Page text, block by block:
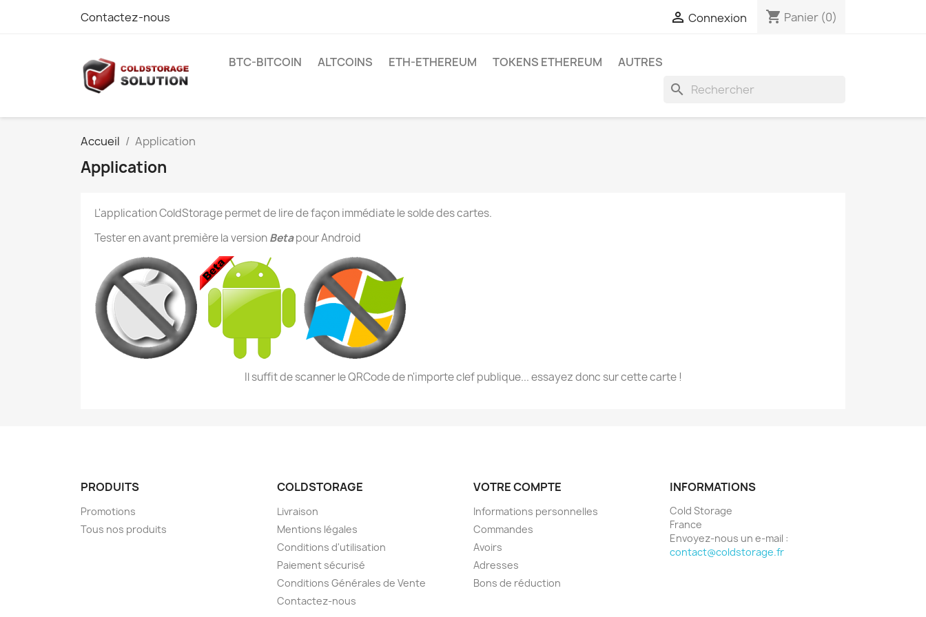
Contactez-nous  Connexion shopping_cart Panier (0)
BTC-BITCOIN ALTCOINS ETH-ETHEREUM TOKENS ETHEREUM AUTRES
search
Accueil Application
Application
L'application ColdStorage permet de lire de façon immédiate le solde des cartes.
Tester en avant première la versionBetapour Android
Il suffit de scanner le QRCode de n'importe clef publique... essayez donc sur cette carte !
PRODUITS
Promotions
Tous nos produits
COLDSTORAGE
Livraison
Mentions légales
Conditions d'utilisation
Paiement sécurisé
Conditions Générales de Vente
Contactez-nous
VOTRE COMPTE
Informations personnelles
Commandes
Avoirs
Adresses
Bons de réduction
INFORMATIONS
Cold Storage
France
Envoyez-nous un e-mail :
contact@coldstorage.fr